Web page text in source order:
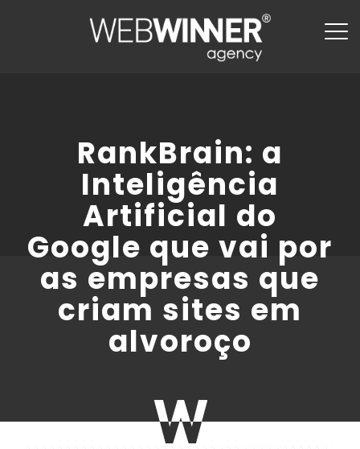
RankBrain: a
Inteligência
Artificial do
Google que vai por
as empresas que
criam sites em
alvoroço